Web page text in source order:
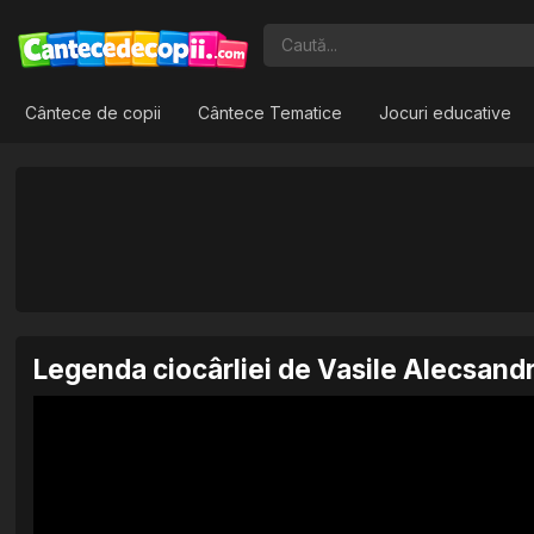
Cântece de copii Cântece Tematice Jocuri educative
Legenda ciocârliei de Vasile